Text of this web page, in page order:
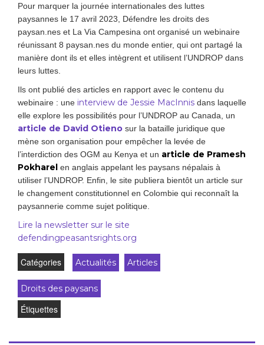
Pour marquer la journée internationales des luttes
paysannes le 17 avril 2023, Défendre les droits des
paysan.nes et La Via Campesina ont organisé un webinaire
réunissant 8 paysan.nes du monde entier, qui ont partagé la
manière dont ils et elles intègrent et utilisent l’UNDROP dans
leurs luttes.
Ils ont publié des articles en rapport avec le contenu du
webinaire : une interview de Jessie MacInnis dans laquelle
elle explore les possibilités pour l’UNDROP au Canada, un
article de David Otieno sur la bataille juridique que
mène son organisation pour empêcher la levée de
l’interdiction des OGM au Kenya et un article de Pramesh
Pokharel en anglais appelant les paysans népalais à
utiliser l’UNDROP. Enfin, le site publiera bientôt un article sur
le changement constitutionnel en Colombie qui reconnaît la
paysannerie comme sujet politique.
Lire la newsletter sur le site
defendingpeasantsrights.org
Catégories Actualités Articles
Droits des paysans
Étiquettes